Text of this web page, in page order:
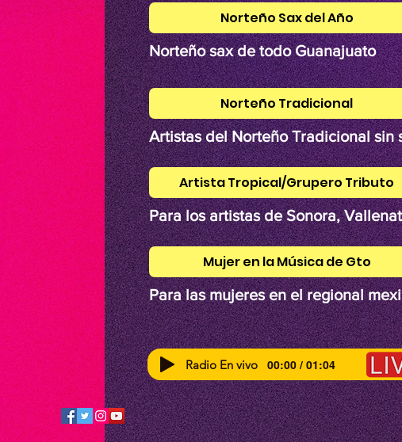
Norteño Sax del Año
Norteño sax de todo Guanajuato
Norteño Tradicional
Artistas del Norteño Tradicional sin
Artista Tropical/Grupero Tributo
Para los artistas de Sonora,
Mujer en la Música de Gto
Para las mujeres en el regional
Radio En vivo 00:00 / 01:04